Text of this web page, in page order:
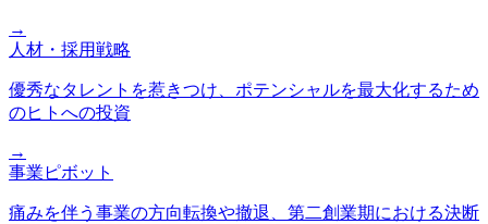
→
人材・採用戦略
優秀なタレントを惹きつけ、ポテンシャルを最大化するため
のヒトへの投資
→
事業ピボット
痛みを伴う事業の方向転換や撤退、第二創業期における決断